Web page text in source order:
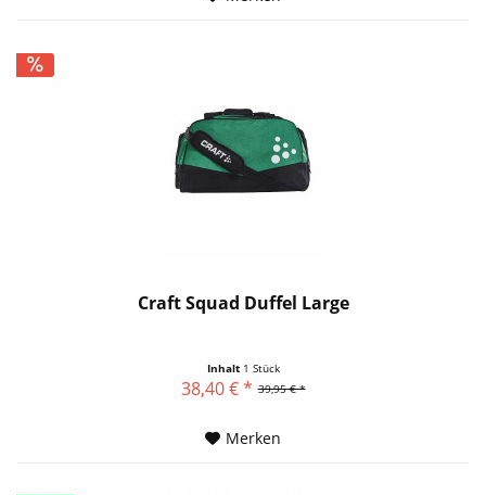
Craft Squad Duffel Large
Inhalt 1 Stück
39,95 € *
38,40 € *
Merken